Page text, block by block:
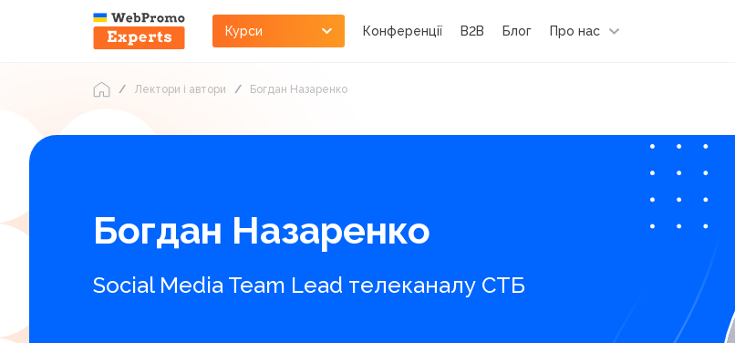
Курси Конференції B2B Блог Про нас
Лектори і автори Богдан Назаренко
Богдан Назаренко
Social Media Team Lead телеканалу СТБ